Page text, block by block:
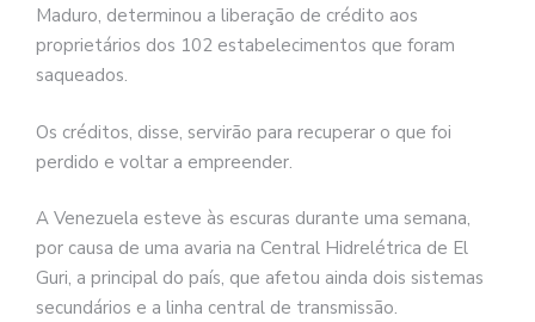
Maduro, determinou a liberação de crédito aos
proprietários dos 102 estabelecimentos que foram
saqueados.
Os créditos, disse, servirão para recuperar o que foi
perdido e voltar a empreender.
A Venezuela esteve às escuras durante uma semana,
por causa de uma avaria na Central Hidrelétrica de El
Guri, a principal do país, que afetou ainda dois sistemas
secundários e a linha central de transmissão.